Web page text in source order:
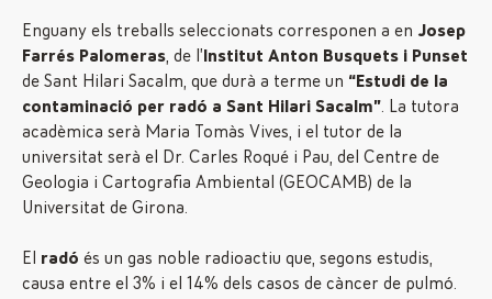
Enguany els treballs seleccionats corresponen a en Josep
Farrés Palomeras , de l’ Institut Anton Busquets i Punset
de Sant Hilari Sacalm, que durà a terme un “Estudi de la
contaminació per radó a Sant Hilari Sacalm” . La tutora
acadèmica serà Maria Tomàs Vives, i el tutor de la
universitat serà el Dr. Carles Roqué i Pau, del Centre de
Geologia i Cartografia Ambiental (GEOCAMB) de la
Universitat de Girona.
El radó és un gas noble radioactiu que, segons estudis,
causa entre el 3% i el 14% dels casos de càncer de pulmó.